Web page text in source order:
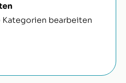
Kategorien bearbeiten